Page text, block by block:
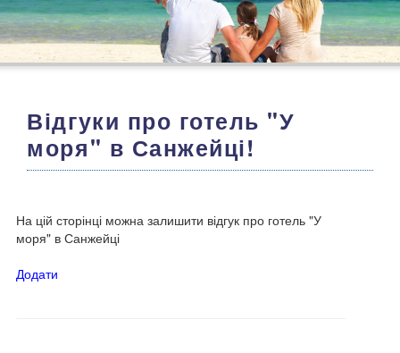
Відгуки про готель "У
моря" в Санжейці!
На цій сторінці можна залишити відгук про готель "У
моря" в Санжейці
Додати